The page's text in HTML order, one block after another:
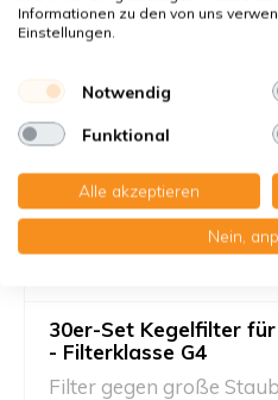
30er-Set Kegelfilter
- Filterklasse G4
Filter gegen große
Informationen zu den von uns
Einstellungen.
Notwendig
Funktional
Alle akzeptieren
Nein,